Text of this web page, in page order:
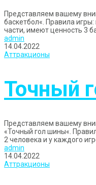
Представляем вашему
баскетбол«. Правила
части, имеют ценность 3
admin
14.04.2022
Аттракционы
Точный
Представляем вашему
«Точный гол шины«.
2 человека и у каждого
admin
14.04.2022
Аттракционы